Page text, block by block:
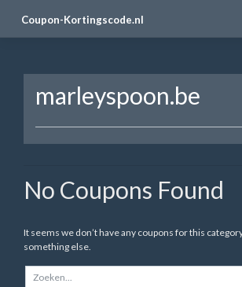
Coupon-Kortingscode.nl
marleyspoon.be
No Coupons Found
It seems we don’t have any coupons for this
something else.